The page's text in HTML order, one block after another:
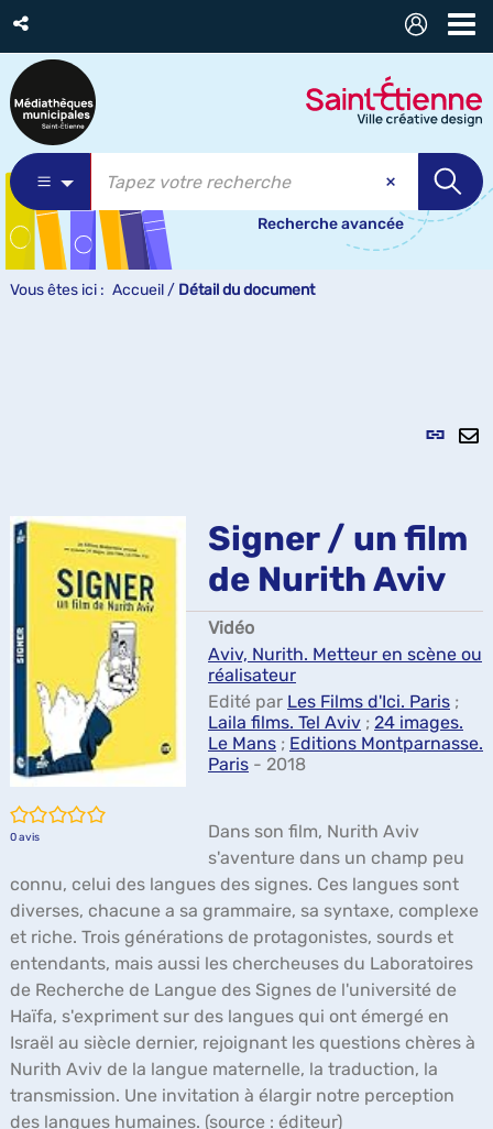
Recherche avancée
Vous êtes ici : Accueil / Détail du document
Lien
/5
0avis
Signer / un film
de Nurith Aviv
Vidéo
Aviv, Nurith. Metteur en scène ou
réalisateur
Edité par Les Films d'Ici. Paris ;
Laila films. Tel Aviv ; 24 images.
Le Mans ; Editions Montparnasse.
Paris - 2018
Dans son film, Nurith Aviv
s'aventure dans un champ peu
connu, celui des langues des signes. Ces langues sont
diverses, chacune a sa grammaire, sa syntaxe, complexe
et riche. Trois générations de protagonistes, sourds et
entendants, mais aussi les chercheuses du Laboratoires
de Recherche de Langue des Signes de l'université de
Haïfa, s'expriment sur des langues qui ont émergé en
Israël au siècle dernier, rejoignant les questions chères à
Nurith Aviv de la langue maternelle, la traduction, la
transmission. Une invitation à élargir notre perception
des langues humaines. (source : éditeur)